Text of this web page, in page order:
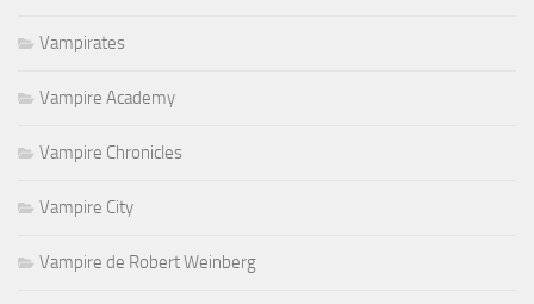
Vampirates
Vampire Academy
Vampire Chronicles
Vampire City
Vampire de Robert Weinberg